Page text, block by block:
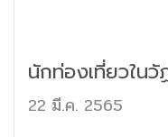
นักท่องเที่ยวใน
22 มี.ค. 2565